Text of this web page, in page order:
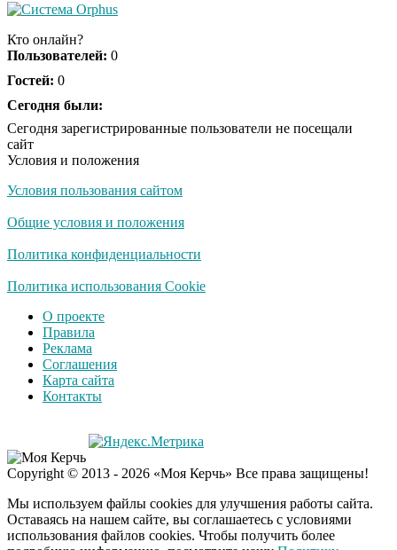
Экс-бойфренд дочери
Кто онлайн?
Пользователей: 0
Гостей: 0
Сегодня были:
Сегодня зарегистрированные пользователи не посещали
сайт
Условия и положения
Условия пользования сайтом
Общие условия и положения
Политика конфиденциальности
Политика использования Cookie
О проекте
Правила
Реклама
Соглашения
Карта сайта
Контакты
Copyright © 2013 - 2026 «Моя Керчь» Все права защищены!
Мы используем файлы cookies для улучшения работы сайта.
Оставаясь на нашем сайте, вы соглашаетесь с условиями
использования файлов cookies. Чтобы получить более